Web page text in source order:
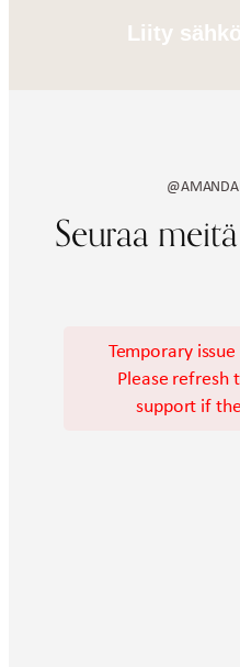
Seuraa
Temporary
Please refresh
support if